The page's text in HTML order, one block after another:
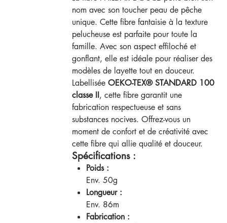
nom avec son toucher peau de pêche
unique. Cette fibre fantaisie à la texture
pelucheuse est parfaite pour toute la
famille. Avec son aspect effiloché et
gonflant, elle est idéale pour réaliser des
modèles de layette tout en douceur.
Labellisée OEKO-TEX® STANDARD 100
classe II, cette fibre garantit une
fabrication respectueuse et sans
substances nocives. Offrez-vous un
moment de confort et de créativité avec
cette fibre qui allie qualité et douceur.
Spécifications :
Poids :
Env. 50g
Longueur :
Env. 86m
Fabrication :